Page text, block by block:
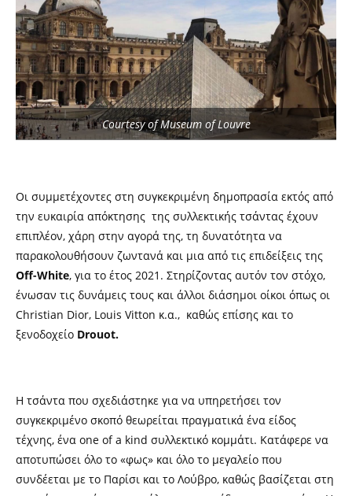
Courtesy of Museum of Louvre
Οι συμμετέχοντες στη συγκεκριμένη δημοπρασία εκτός από
την ευκαιρία απόκτησης της συλλεκτικής τσάντας έχουν
επιπλέον, χάρη στην αγορά της, τη δυνατότητα να
παρακολουθήσουν ζωντανά και μια από τις επιδείξεις της
Off-White, για το έτος 2021. Στηρίζοντας αυτόν τον στόχο,
ένωσαν τις δυνάμεις τους και άλλοι διάσημοι οίκοι όπως οι
Christian Dior, Louis Vitton κ.α., καθώς επίσης και το
ξενοδοχείο Drouot.
Η τσάντα που σχεδιάστηκε για να υπηρετήσει τον
συγκεκριμένο σκοπό θεωρείται πραγματικά ένα είδος
τέχνης, ένα one of a kind συλλεκτικό κομμάτι. Κατάφερε να
αποτυπώσει όλο το «φως» και όλο το μεγαλείο που
συνδέεται με το Παρίσι και το Λούβρο, καθώς βασίζεται στη